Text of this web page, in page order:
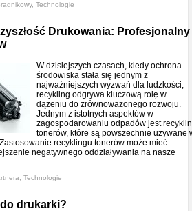
Technologie
Drukowania: Profesjonalny
W dzisiejszych czasach, kiedy ochrona
środowiska stała się jednym z
najważniejszych wyzwań dla ludzkości,
recykling odgrywa kluczową rolę w
dążeniu do zrównoważonego rozwoju.
Jednym z istotnych aspektów w
zagospodarowaniu odpadów jest
tonerów, które są powszechnie używane
recyklingu tonerów może mieć
negatywnego oddziaływania na nasze
Technologie
drukarki?